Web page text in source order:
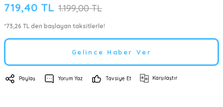
719,40 TL 1.199,00 TL
*73,26 TL den başlayan taksitlerle!
Gelince Haber Ver
Paylaş Yorum Yaz Tavsiye Et Karşılaştır